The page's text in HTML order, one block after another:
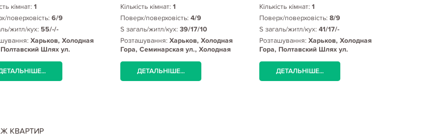
кімнат: 1
поверховість: 6/9
житл/кух: 55/-/-
Харьков, Холодная
Шлях ул.
Кількість кімнат: 1
Поверх/поверховість: 4/9
S загаль/житл/кух: 39/17/10
Розташування: Харьков, Холодная
Гора, Семинарская ул., Холодная
ДЕТАЛЬНІШЕ...
Кількість кімнат: 1
Поверх/поверховість: 8/9
S загаль/житл/кух: 41/17/-
Розташування: Харьков, Холодная
Гора, Полтавский Шлях ул.
метроДЕТАЛЬНІШЕ...
КВАРТИР